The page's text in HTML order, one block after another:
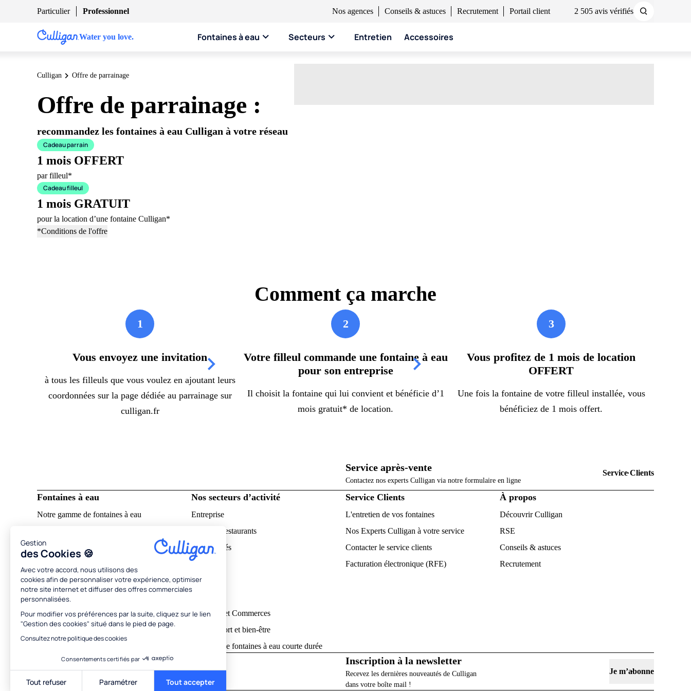
Gestion
des Cookies 🍪
Avec votre accord, nous utilisons des
cookies afin de personnaliser votre expérience, optimiser
notre site internet et diffuser des offres commerciales
personnalisées.
Pour modifier vos préférences par la suite, cliquez sur le lien
"Gestion des cookies" situé dans le pied de page.
Consultez notre politique des cookies
Consentements certifiés par
Tout refuser Paramétrer Tout accepter
Particulier Professionnel Nos agences Conseils & astuces Recrutement Portail client 2 505 avis vérifiés
Water you love. Fontaines à eau Secteurs Entretien Accessoires
Culligan Offre de parrainage
Offre de parrainage :
recommandez les fontaines à eau Culligan à votre réseau
Cadeau parrain
1 mois OFFERT
par filleul*
Cadeau filleul
1 mois GRATUIT
pour la location d’une fontaine Culligan*
*Conditions de l'offre
Comment ça marche
1
Vous envoyez une invitation
à tous les filleuls que vous voulez en ajoutant leurs
coordonnées sur la page dédiée au parrainage sur
culligan.fr
2
Votre filleul commande une fontaine à eau
pour son entreprise
Il choisit la fontaine qui lui convient et bénéficie d’1
mois gratuit* de location.
3
Vous profitez de 1 mois de location
OFFERT
Une fois la fontaine de votre filleul installée, vous
bénéficiez de 1 mois offert.
Service après-vente
Contactez nos experts Culligan via notre formulaire en ligne
Service Clients
Fontaines à eau
Notre gamme de fontaines à eau
Fontaines à eau gazeuse
Fontaines à eau chaude
FAQ
Notices et tutoriels
Obtenir un devis personnalisé
Nos secteurs d’activité
Entreprise
Hôtels et restaurants
Collectivités
Santé
Education
Magasins et Commerces
Espace sport et bien-être
Location de fontaines à eau courte durée
Service Clients
L'entretien de vos fontaines
Nos Experts Culligan à votre service
Contacter le service clients
Facturation électronique (RFE)
À propos
Découvrir Culligan
RSE
Conseils & astuces
Recrutement
Suivez-nous sur les réseaux sociaux
Inscription à la newsletter
Recevez les dernières nouveautés de Culligan
dans votre boîte mail !
Je m’abonne